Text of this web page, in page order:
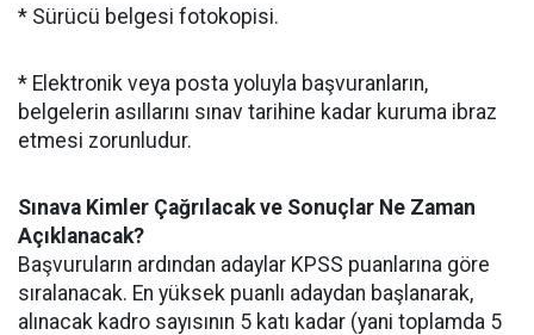
* Sürücü belgesi fotokopisi.
* Elektronik veya posta yoluyla başvuranların,
belgelerin asıllarını sınav tarihine kadar kuruma ibraz
etmesi zorunludur.
Sınava Kimler Çağrılacak ve Sonuçlar Ne Zaman
Açıklanacak?
Başvuruların ardından adaylar KPSS puanlarına göre
sıralanacak. En yüksek puanlı adaydan başlanarak,
alınacak kadro sayısının 5 katı kadar (yani toplamda 5